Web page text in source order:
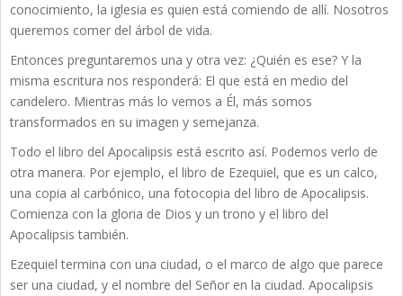
conocimiento, la iglesia es quien está comiendo de allí. Nosotros
queremos comer del árbol de vida.
Entonces preguntaremos una y otra vez: ¿Quién es ese? Y la
misma escritura nos responderá: El que está en medio del
candelero. Mientras más lo vemos a Él, más somos
transformados en su imagen y semejanza.
Todo el libro del Apocalipsis está escrito así. Podemos verlo de
otra manera. Por ejemplo, el libro de Ezequiel, que es un calco,
una copia al carbónico, una fotocopia del libro de Apocalipsis.
Comienza con la gloria de Dios y un trono y el libro del
Apocalipsis también.
Ezequiel termina con una ciudad, o el marco de algo que parece
ser una ciudad, y el nombre del Señor en la ciudad. Apocalipsis